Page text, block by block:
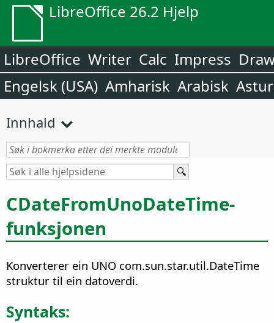
LibreOffice 26.2 Hjelp
LibreOffice Writer Calc Impress
Engelsk (USA) Amharisk Arabisk
Innhald
CDateFromUnoDateTime-
funksjonen
Konverterer ein UNO com.sun.star.util.DateTime
struktur til ein datoverdi.
Syntaks: